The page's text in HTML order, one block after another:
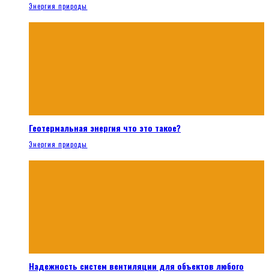
Энергия природы
Геотермальная энергия что это такое?
Энергия природы
Надежность систем вентиляции для объектов любого